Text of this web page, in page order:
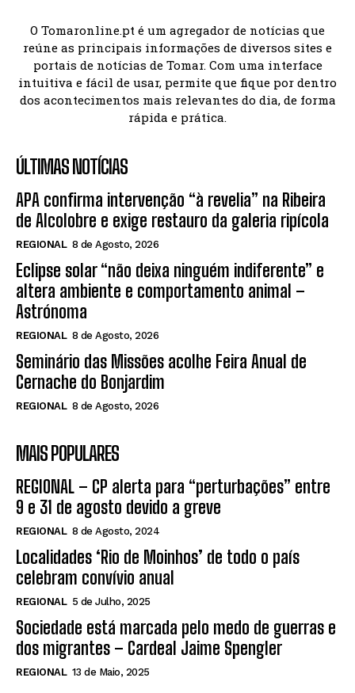
O Tomaronline.pt é um agregador de notícias que
reúne as principais informações de diversos sites e
portais de notícias de Tomar. Com uma interface
intuitiva e fácil de usar, permite que fique por dentro
dos acontecimentos mais relevantes do dia, de forma
rápida e prática.
ÚLTIMAS NOTÍCIAS
APA confirma intervenção “à revelia” na Ribeira
de Alcolobre e exige restauro da galeria ripícola
REGIONAL 8 de Agosto, 2026
Eclipse solar “não deixa ninguém indiferente” e
altera ambiente e comportamento animal –
Astrónoma
REGIONAL 8 de Agosto, 2026
Seminário das Missões acolhe Feira Anual de
Cernache do Bonjardim
REGIONAL 8 de Agosto, 2026
MAIS POPULARES
REGIONAL – CP alerta para “perturbações” entre
9 e 31 de agosto devido a greve
REGIONAL 8 de Agosto, 2024
Localidades ‘Rio de Moinhos’ de todo o país
celebram convívio anual
REGIONAL 5 de Julho, 2025
Sociedade está marcada pelo medo de guerras e
dos migrantes – Cardeal Jaime Spengler
REGIONAL 13 de Maio, 2025